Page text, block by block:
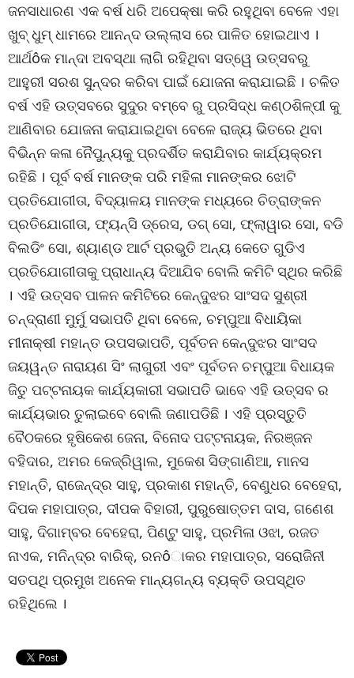
ଜନସାଧାରଣ ଏକ ବର୍ଷ ଧରି ଅପେକ୍ଷା କରି ରହୁଥିବା ବେଳେ ଏହା
ଖୁବ୍ ଧୁମ୍ ଧାମରେ ଆନନ୍ଦ ଉଲ୍ଲାସ ରେ ପାଳିତ ହୋଇଥାଏ ।
ଆର୍ଥôକ ମାନ୍ଦା ଅବସ୍ଥା ଲାଗି ରହିଥିବା ସତ୍ୱେ ଉତ୍ସବରୁ
ଆହୁରୀ ସରଶ ସୁନ୍ଦର କରିବା ପାଇଁ ଯୋଜନା କରାଯାଇଛି । ଚଳିତ
ବର୍ଷ ଏହି ଉତ୍ସବରେ ସୁଦୁର ବମ୍ବେ ରୁ ପ୍ରସିଦ୍ଧ କଣ୍ଠଶିଳ୍ପୀ କୁ
ଆଣିବାର ଯୋଜନା କରାଯାଇଥିବା ବେଳେ ରାଜ୍ୟ ଭିତରେ ଥିବା
ବିଭିନ୍ନ କଳା ନୈପୁନ୍ୟକୁ ପ୍ରଦର୍ଶିତ କରାଯିବାର କାର୍ଯ୍ୟକ୍ରମ
ରହିଛି । ପୂର୍ବ ବର୍ଷ ମାନଙ୍କ ପରି ମହିଳା ମାନଙ୍କର ଝୋଟି
ପ୍ରତିଯୋଗୀତା, ବିଦ୍ୟାଳୟ ମାନଙ୍କ ମଧ୍ୟରେ ଚିତ୍ରାଙ୍କନ
ପ୍ରତିଯୋଗୀତା, ଫ୍ୟନ୍ସି ଡ୍ରେସ, ଡଗ୍ ସୋ, ଫ୍ଲାୱାର ସୋ, ବଡି
ବିଲଡିଂ ସୋ, ଶ୍ୟାଣ୍ଡ ଆର୍ଟ ପ୍ରଭୁତି ଅନ୍ୟ କେତେ ଗୁଡିଏ
ପ୍ରତିଯୋଗୀତାକୁ ପ୍ରାଧାନ୍ୟ ଦିଆଯିବ ବୋଲି କମିଟି ସ୍ଥିର କରିଛି
। ଏହି ଉତ୍ସବ ପାଳନ କମିଟିରେ କେନ୍ଦୁଝର ସାଂସଦ ସୁଶ୍ରୀ
ଚନ୍ଦ୍ରାଣୀ ମୁର୍ମୁ ସଭାପତି ଥିବା ବେଳେ, ଚମ୍ପୁଆ ବିଧାୟିକା
ମୀନାକ୍ଷୀ ମହାନ୍ତ ଉପସଭାପତି, ପୂର୍ବତନ କେନ୍ଦୁଝର ସାଂସଦ
ଜୟୱନ୍ତ ନାରାୟଣ ସିଂ ଲାଗୁରୀ ଏବଂ ପୂର୍ବତନ ଚମ୍ପୁଆ ବିଧାୟକ
ଜିତୁ ପଟ୍ଟନାୟକ କାର୍ଯ୍ୟକାରୀ ସଭାପତି ଭାବେ ଏହି ଉତ୍ସବ ର
କାର୍ଯ୍ୟଭାର ତୁଲାଇବେ ବୋଲି ଜଣାପଡିଛି । ଏହି ପ୍ରସ୍ତୁତି
ବୈଠକରେ ହୃଷିକେଶ ଜେନା, ବିନୋଦ ପଟ୍ଟନାୟକ, ନିରଞ୍ଜନ
ବହିଦାର, ଅମର କେଜ୍ରିୱାଲ, ମୁକେଶ ସିଙ୍ଗାଣିଆ, ମାନସ
ମହାନ୍ତି, ରାଜେନ୍ଦ୍ର ସାହୁ, ପ୍ରକାଶ ମହାନ୍ତି, ବେଣୁଧର ବେହେରା,
ଦିପକ ମହାପାତ୍ର, ଦୀପକ ବିହାରୀ, ପୁରୁଷୋତ୍ତମ ଦାସ, ଗଣେଶ
ସାହୁ, ଦିଗାମ୍ବର ବେହେରା, ପିଣ୍ଟୁ ସାହୁ, ପ୍ରମିଳା ଓଝା, ରଜତ
ନାଏକ, ମନିନ୍ଦ୍ର ବାରିକ୍, ରନôାକର ମହାପାତ୍ର, ସରୋଜିନୀ
ସତପଥି ପ୍ରମୁଖ ଅନେକ ମାନ୍ୟଗନ୍ୟ ବ୍ୟକ୍ତି ଉପସ୍ଥିତ
ରହିଥିଲେ ।